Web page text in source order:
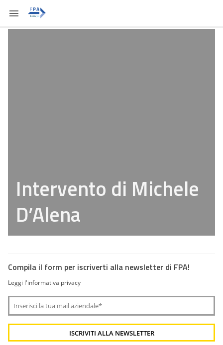
Intervento di Michele
D’Alena
Compila il form per iscriverti alla newsletter di FPA!
Leggi l'informativa privacy